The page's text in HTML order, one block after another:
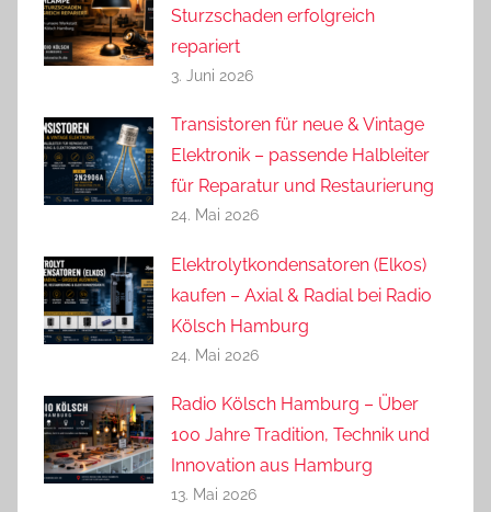
Sturzschaden erfolgreich
repariert
3. Juni 2026
Transistoren für neue & Vintage
Elektronik – passende Halbleiter
für Reparatur und Restaurierung
24. Mai 2026
Elektrolytkondensatoren (Elkos)
kaufen – Axial & Radial bei Radio
Kölsch Hamburg
24. Mai 2026
Radio Kölsch Hamburg – Über
100 Jahre Tradition, Technik und
Innovation aus Hamburg
13. Mai 2026